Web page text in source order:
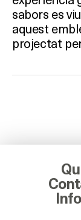
sabors es
aquest
projectat